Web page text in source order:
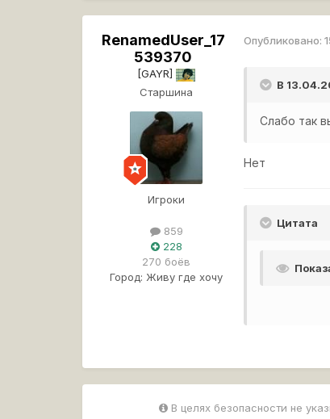
RenamedUser_17
539370
[GAYR]
Старшина
Игроки
859
228
270 боёв
Город: Живу где хочу
Опубликовано:
В
Слабо так
Нет
Цитата
В целях безопасности не